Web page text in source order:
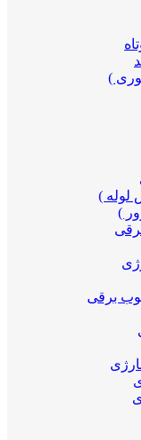
)
لوله )
)
برقی